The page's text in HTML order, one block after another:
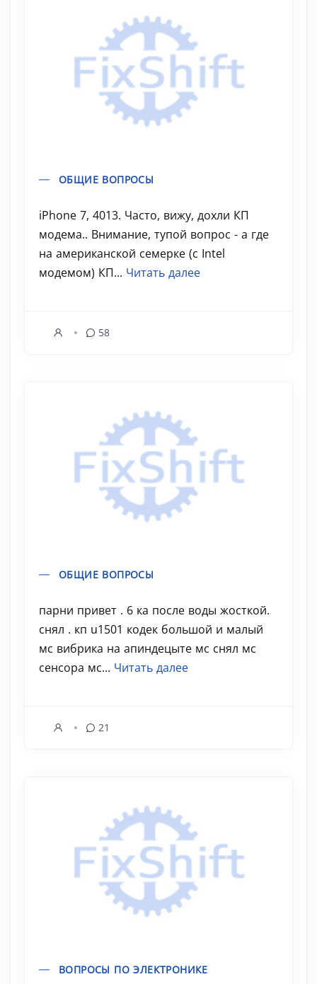
ОБЩИЕ ВОПРОСЫ
iPhone 7, 4013. Часто, вижу, дохли КП
модема.. Внимание, тупой вопрос - а где
на американской семерке (с Intel
модемом) КП... Читать далее
58
ОБЩИЕ ВОПРОСЫ
парни привет . 6 ка после воды жосткой.
снял . кп u1501 кодек большой и малый
мс вибрика на апиндецыте мс снял мс
сенсора мс... Читать далее
21
ВОПРОСЫ ПО ЭЛЕКТРОНИКЕ